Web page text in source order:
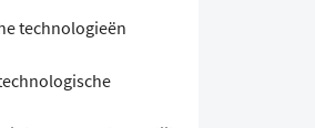
technologieën